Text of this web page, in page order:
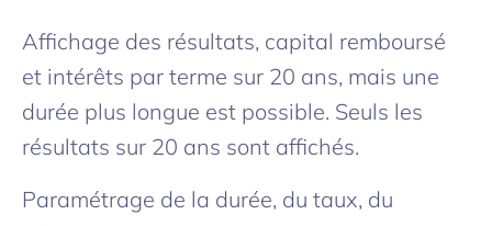
Affichage des résultats, capital remboursé
et intérêts par terme sur 20 ans, mais une
durée plus longue est possible. Seuls les
résultats sur 20 ans sont affichés.
Paramétrage de la durée, du taux, du